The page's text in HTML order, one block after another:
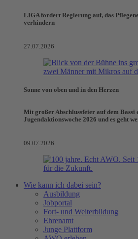
LIGA fordert Regierung auf, das
verhindern
27.07.2026
Sonne von oben und in den Herzen
Mit großer Abschlussfeier auf dem Bassi
Jugendaktionswoche 2026 und es geht
09.07.2026
Wie kann ich dabei sein?
Ausbildung
Jobportal
Fort- und Weiterbildung
Ehrenamt
Junge Plattform